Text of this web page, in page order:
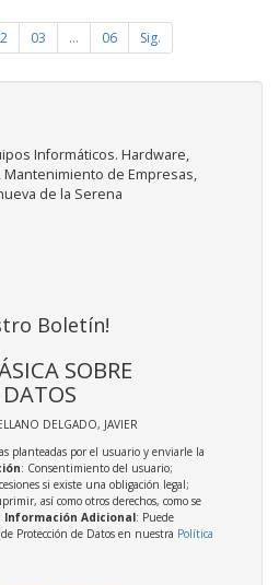
03 ... 06 Sig.
Informáticos. Hardware,
Mantenimiento de Empresas,
de la Serena
Boletín!
SOBRE
DELGADO, JAVIER
planteadas por el usuario y enviarle la
: Consentimiento del usuario;
si existe una obligación legal;
así como otros derechos, como se
Información Adicional: Puede
Protección de Datos en nuestra Política